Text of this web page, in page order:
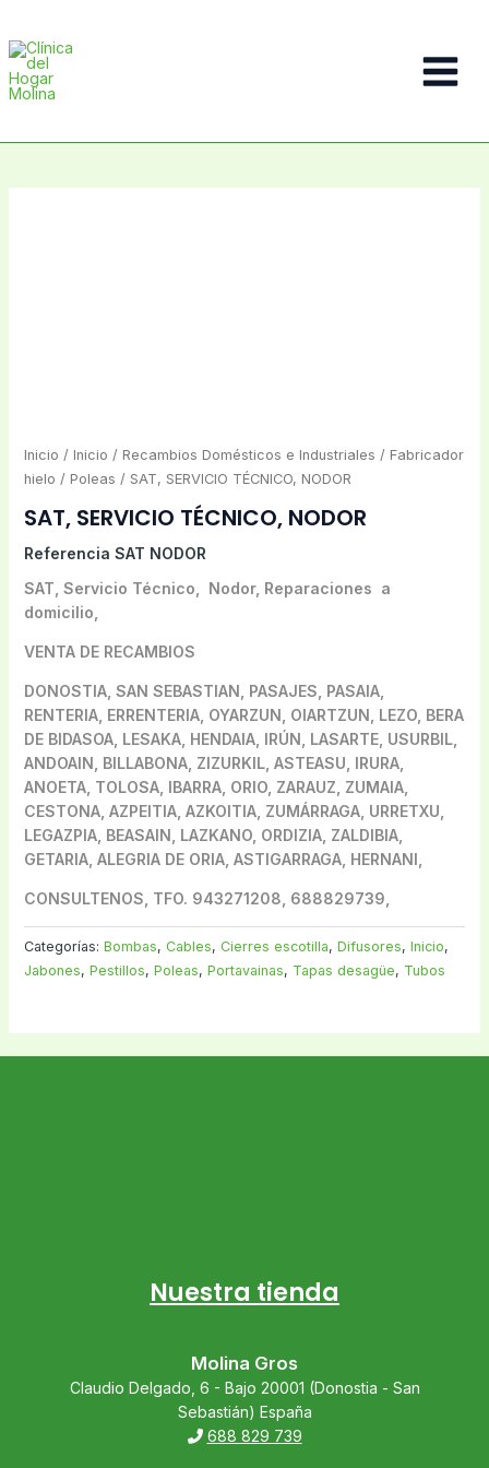
contenido
Main
Inicio / Inicio / Recambios Domésticos e Industriales / Fabricador
hielo / Poleas / SAT, SERVICIO TÉCNICO, NODOR
SAT, SERVICIO TÉCNICO, NODOR
Referencia SAT NODOR
SAT, Servicio Técnico, Nodor, Reparaciones a
domicilio,
VENTA DE RECAMBIOS
DONOSTIA, SAN SEBASTIAN, PASAJES, PASAIA,
RENTERIA, ERRENTERIA, OYARZUN, OIARTZUN, LEZO, BERA
DE BIDASOA, LESAKA, HENDAIA, IRÚN, LASARTE, USURBIL,
ANDOAIN, BILLABONA, ZIZURKIL, ASTEASU, IRURA,
ANOETA, TOLOSA, IBARRA, ORIO, ZARAUZ, ZUMAIA,
CESTONA, AZPEITIA, AZKOITIA, ZUMÁRRAGA, URRETXU,
LEGAZPIA, BEASAIN, LAZKANO, ORDIZIA, ZALDIBIA,
GETARIA, ALEGRIA DE ORIA, ASTIGARRAGA, HERNANI,
CONSULTENOS, TFO. 943271208, 688829739,
Categorías: Bombas, Cables, Cierres escotilla, Difusores, Inicio,
Jabones, Pestillos, Poleas, Portavainas, Tapas desagüe, Tubos
Nuestra tienda
Molina Gros
Claudio Delgado, 6 - Bajo 20001 (Donostia - San
Sebastián) España
688 829 739